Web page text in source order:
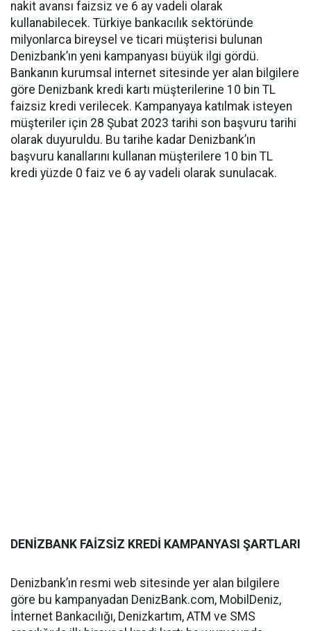
nakit avansı faizsiz ve 6 ay vadeli olarak
kullanabilecek. Türkiye bankacılık sektöründe
milyonlarca bireysel ve ticari müşterisi bulunan
Denizbank’ın yeni kampanyası büyük ilgi gördü.
Bankanın kurumsal internet sitesinde yer alan bilgilere
göre Denizbank kredi kartı müşterilerine 10 bin TL
faizsiz kredi verilecek. Kampanyaya katılmak isteyen
müşteriler için 28 Şubat 2023 tarihi son başvuru tarihi
olarak duyuruldu. Bu tarihe kadar Denizbank’ın
başvuru kanallarını kullanan müşterilere 10 bin TL
kredi yüzde 0 faiz ve 6 ay vadeli olarak sunulacak.
DENİZBANK FAİZSİZ KREDİ KAMPANYASI ŞARTLARI
Denizbank’ın resmi web sitesinde yer alan bilgilere
göre bu kampanyadan DenizBank.com, MobilDeniz,
İnternet Bankacılığı, Denizkartım, ATM ve SMS